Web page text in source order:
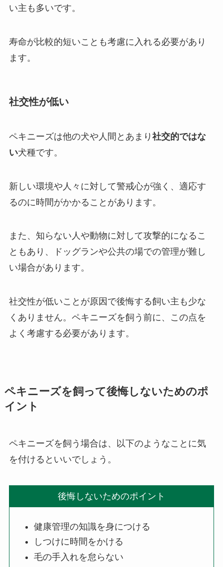
い主も多いです。
寿命が比較的短いことも考慮に入れる必要があり
ます。
社交性が低い
ペキニーズは他の犬や人間とあまり 社交的ではな
い犬種です。
新しい環境や人々に対して警戒心が強く、適応す
るのに時間がかかることがあります。
また、知らない人や動物に対して攻撃的になるこ
ともあり、ドッグランや公共の場での管理が難し
い場合があります。
社交性が低いことが原因で後悔する飼い主も少な
くありません。ペキニーズを飼う前に、この点を
よく考慮する必要があります。
ペキニーズを飼って後悔しないためのポ
イント
ペキニーズを飼う場合は、以下のようなことに気
を付けるといいでしょう。
後悔しないためのポイント
健康管理の知識を身につける
しつけに時間をかける
毛の手入れを怠らない